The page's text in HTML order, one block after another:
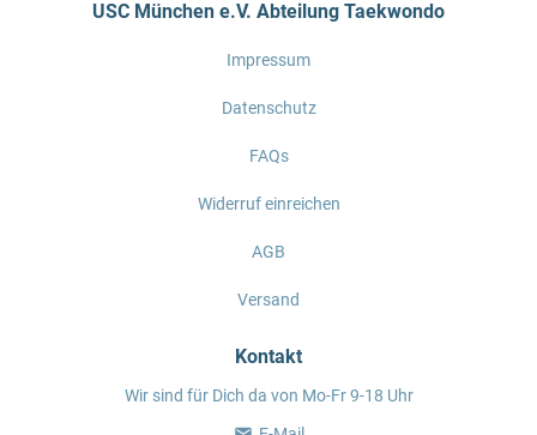
USC München e.V. Abteilung Taekwondo
Impressum
Datenschutz
FAQs
Widerruf einreichen
AGB
Versand
Kontakt
Wir sind für Dich da von Mo-Fr 9-18 Uhr